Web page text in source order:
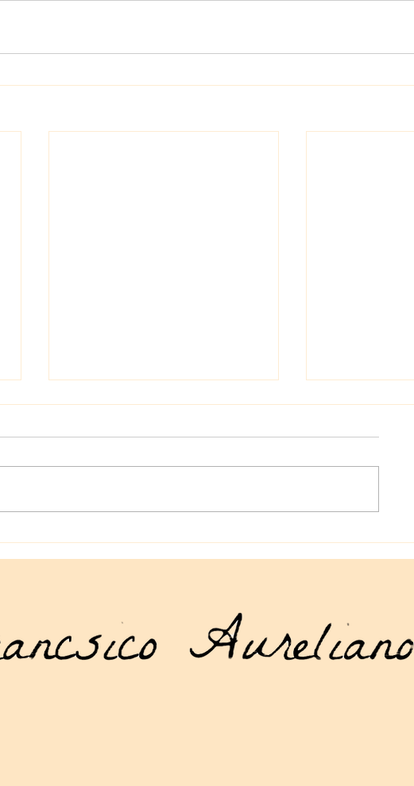
Año de Creatividad, Música y
en la